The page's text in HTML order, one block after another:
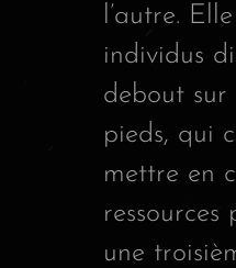
l’autre.
individus
debout sur
pieds, qui
mettre en
ressources
une